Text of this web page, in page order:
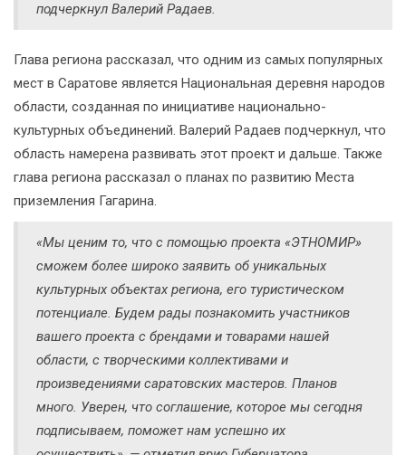
подчеркнул Валерий Радаев.
Глава региона рассказал, что одним из самых популярных
мест в Саратове является Национальная деревня народов
области, созданная по инициативе национально-
культурных объединений. Валерий Радаев подчеркнул, что
область намерена развивать этот проект и дальше. Также
глава региона рассказал о планах по развитию Места
приземления Гагарина.
«Мы ценим то, что с помощью проекта «ЭТНОМИР»
сможем более широко заявить об уникальных
культурных объектах региона, его туристическом
потенциале. Будем рады познакомить участников
вашего проекта с брендами и товарами нашей
области, с творческими коллективами и
произведениями саратовских мастеров. Планов
много. Уверен, что соглашение, которое мы сегодня
подписываем, поможет нам успешно их